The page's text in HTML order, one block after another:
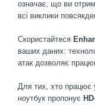
означає, що ви
всі виклики
Скористайтеся
ваших даних:
атак дозволяє
Для тих, хто працює
ноутбук пропонує